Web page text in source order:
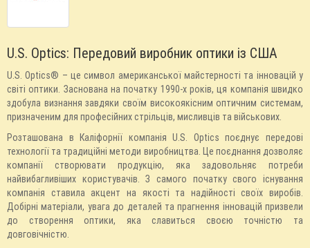
U.S. Optics: Передовий виробник оптики із США
U.S. Optics® – це символ американської майстерності та інновацій у
світі оптики. Заснована на початку 1990-х років, ця компанія швидко
здобула визнання завдяки своїм високоякісним оптичним системам,
призначеним для професійних стрільців, мисливців та військових.
Розташована в Каліфорнії компанія U.S. Optics поєднує передові
технології та традиційні методи виробництва. Це поєднання дозволяє
компанії створювати продукцію, яка задовольняє потреби
найвибагливіших користувачів. З самого початку свого існування
компанія ставила акцент на якості та надійності своїх виробів.
Добірні матеріали, увага до деталей та прагнення інновацій призвели
до створення оптики, яка славиться своєю точністю та
довговічністю.